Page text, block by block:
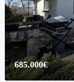
685.000€